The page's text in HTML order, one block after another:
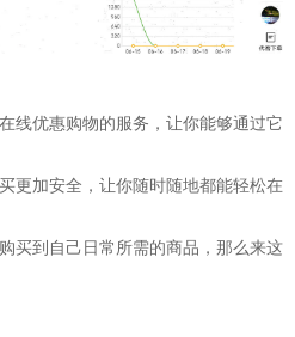
线优惠购物的服务，让你能够通过它
更加安全，让你随时随地都能轻松在
买到自己日常所需的商品，那么来这